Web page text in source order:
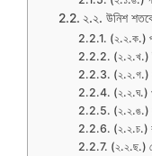
২.২. উনিশ শতকের
(২.২.ক.)
(২.২.খ.)
(২.২.গ.)
(২.২.ঘ.)
(২.২.ঙ.)
(২.২.চ.)
(২.২.ছ.)